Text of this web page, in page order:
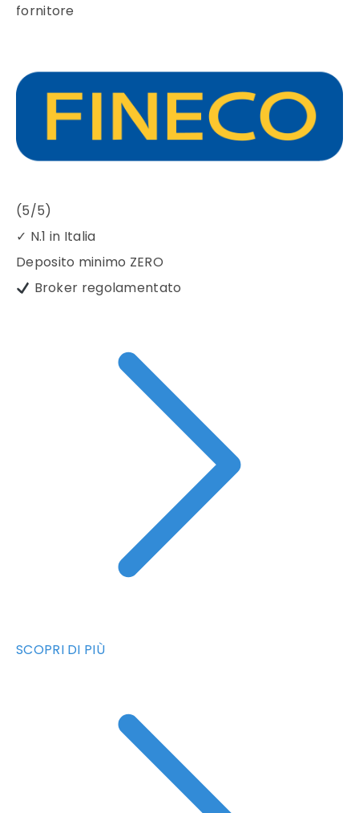
fornitore
(5/5)
✓ N.1 in Italia
Deposito minimo ZERO
Broker regolamentato
SCOPRI DI PIÙ